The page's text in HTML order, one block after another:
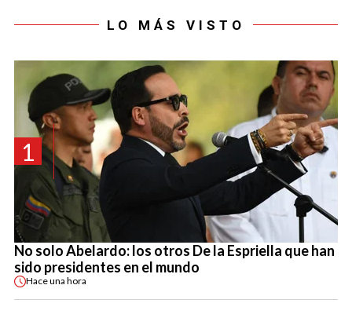
LO MÁS VISTO
1
No solo Abelardo: los otros De la Espriella que han
sido presidentes en el mundo
Haceuna hora